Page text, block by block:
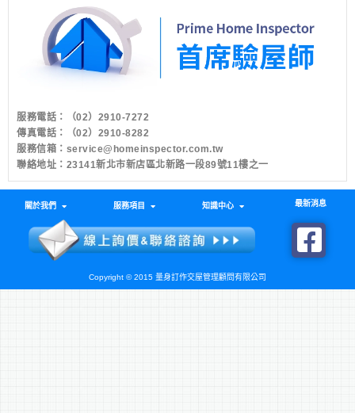
服務電話：
（02）2910-7272
傳真電話：（02）2910-8282
服務信箱： service@homeinspector.com.tw
聯絡地址：23141新北市新店區北新路一段89號11樓之一
關於我們 服務項目 知識中心 最新消息
Copyright © 2015 量身訂作交屋管理顧問有限公司